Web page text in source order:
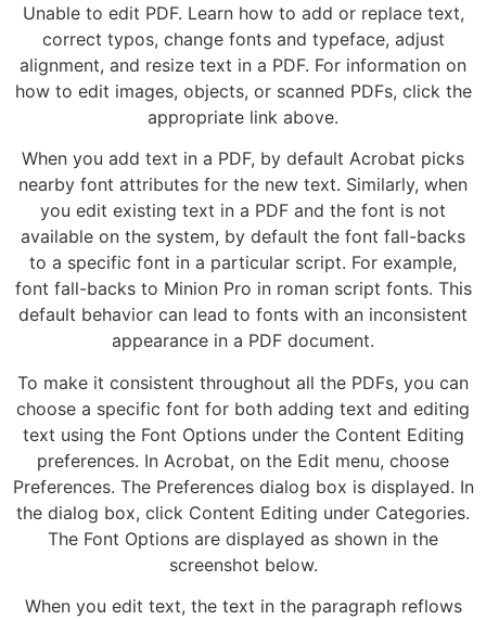
Unable to edit PDF. Learn how to add or replace text,
correct typos, change fonts and typeface, adjust
alignment, and resize text in a PDF. For information on
how to edit images, objects, or scanned PDFs, click the
appropriate link above.
When you add text in a PDF, by default Acrobat picks
nearby font attributes for the new text. Similarly, when
you edit existing text in a PDF and the font is not
available on the system, by default the font fall-backs
to a specific font in a particular script. For example,
font fall-backs to Minion Pro in roman script fonts. This
default behavior can lead to fonts with an inconsistent
appearance in a PDF document.
To make it consistent throughout all the PDFs, you can
choose a specific font for both adding text and editing
text using the Font Options under the Content Editing
preferences. In Acrobat, on the Edit menu, choose
Preferences. The Preferences dialog box is displayed. In
the dialog box, click Content Editing under Categories.
The Font Options are displayed as shown in the
screenshot below.
When you edit text, the text in the paragraph reflows